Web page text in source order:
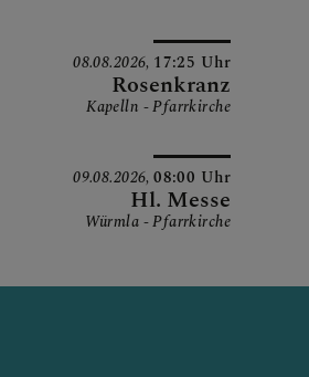
08.08.2026, 17:25 Uhr
Rosenkranz
Kapelln - Pfarrkirche
09.08.2026,08:00 Uhr
Hl. Messe
Würmla - Pfarrkirche